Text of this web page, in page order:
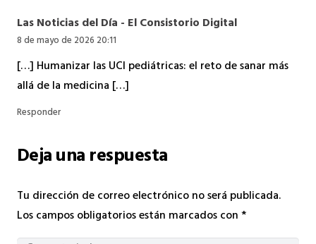
Las Noticias del Día - El Consistorio Digital
8 de mayo de 2026 20:11
[…] Humanizar las UCI pediátricas: el reto de sanar más
allá de la medicina […]
Responder
Deja una respuesta
Tu dirección de correo electrónico no será publicada.
Los campos obligatorios están marcados con*